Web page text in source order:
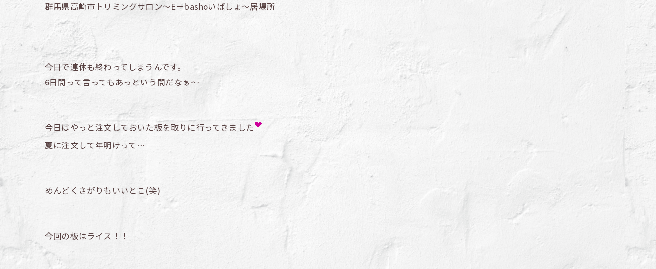
群馬県高崎市トリミングサロン～E－bashoいばしょ～居場所
今日で連休も終わってしまうんです。
6日間って言ってもあっという間だなぁ～
今日はやっと注文しておいた板を取りに行ってきました
夏に注文して年明けって…
めんどくさがりもいいとこ(笑)
今回の板はライス！！